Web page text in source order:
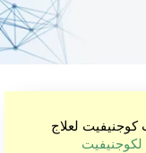
كوجنيفيت لعلاج
لكوجنيفيت